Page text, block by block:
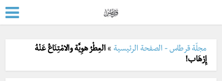
مجلّة قرطاس - الصفحة الرئيسية »العِطْرُ هوِيَّة والامْتِنَاعُ عَنْهُ
إِرْهَاب!